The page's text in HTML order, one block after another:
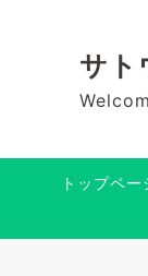
サト
トップペー